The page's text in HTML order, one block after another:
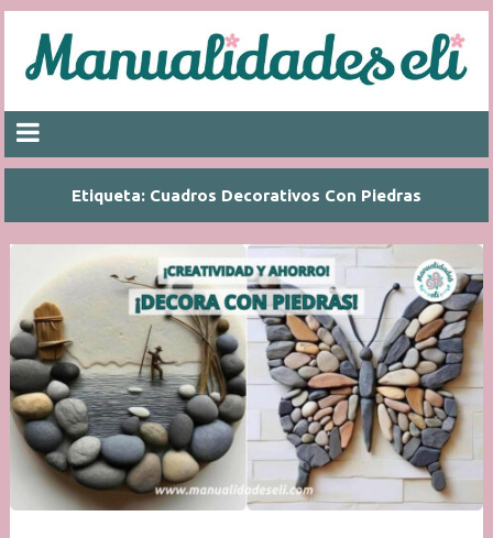
Etiqueta: Cuadros Decorativos Con Piedras